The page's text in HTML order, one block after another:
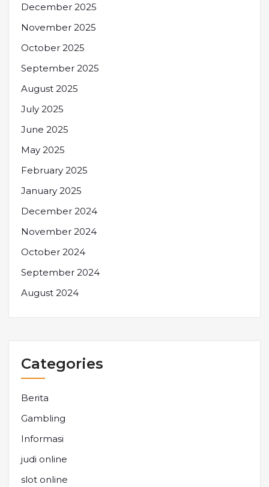
December 2025
November 2025
October 2025
September 2025
August 2025
July 2025
June 2025
May 2025
February 2025
January 2025
December 2024
November 2024
October 2024
September 2024
August 2024
Categories
Berita
Gambling
Informasi
judi online
slot online